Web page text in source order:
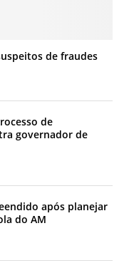
de fraudes
de
governador de
após planejar
do AM